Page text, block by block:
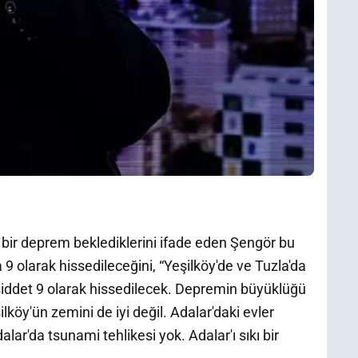
deprem beklediklerini ifade eden Şengör bu
olarak hissedileceğini, “Yeşilköy'de ve Tuzla'da
9 olarak hissedilecek. Depremin büyüklüğü
zemini de iyi değil. Adalar'daki evler
tsunami tehlikesi yok. Adalar'ı sıkı bir